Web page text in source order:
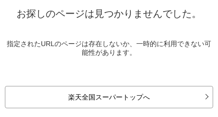
お探しのページは見つかりませんでした。
指定されたURLのページは存在しないか、一時的に利用できない可
能性があります。
楽天全国スーパートップへ